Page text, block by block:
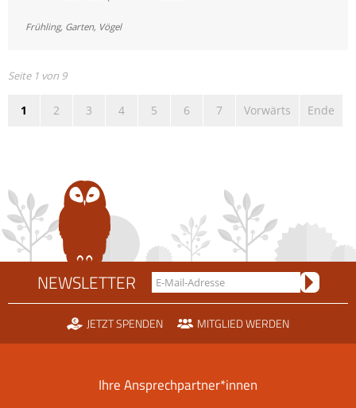
Garten:
Frühling, Garten, Vögel
Seite 1 von 9
1 2 3 4 5 6 7 Vorwärts Ende
NEWSLETTER
JETZT SPENDEN MITGLIED WERDEN
Ihre Ansprechpartner*innen